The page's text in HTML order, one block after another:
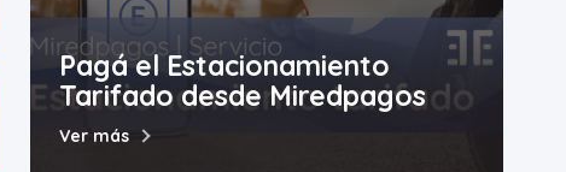
Pagá el Estacionamiento
Tarifado desde Miredpagos
Ver más